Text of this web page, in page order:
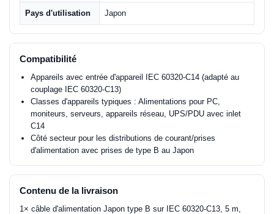
Pays d'utilisation Japon
Compatibilité
Appareils avec entrée d'appareil IEC 60320-C14 (adapté au
couplage IEC 60320-C13)
Classes d'appareils typiques : Alimentations pour PC,
moniteurs, serveurs, appareils réseau, UPS/PDU avec inlet
C14
Côté secteur pour les distributions de courant/prises
d'alimentation avec prises de type B au Japon
Contenu de la livraison
1× câble d'alimentation Japon type B sur IEC 60320-C13, 5 m,